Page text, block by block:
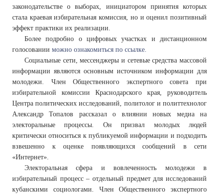
законодательстве о выборах, инициатором принятия которых
стала краевая избирательная комиссия, но и оценил позитивный
эффект практики их реализации.
Более подробно о цифровых участках и дистанционном
голосовании можно ознакомиться по ссылке.
Социальные сети, мессенджеры и сетевые средства массовой
информации являются основным источником информации для
молодежи. Член Общественного экспертного совета при
избирательной комиссии Краснодарского края, руководитель
Центра политических исследований, политолог и политтехнолог
Александр Топалов рассказал о влиянии новых медиа на
электоральные процессы. Он призвал молодых людей
критически относиться к публикуемой информации и подходить
взвешенно к оценке появляющихся сообщений в сети
«Интернет».
Электоральная сфера и вовлеченность молодежи в
избирательный процесс – отдельный предмет для исследований
кубанскими социологами. Член Общественного экспертного